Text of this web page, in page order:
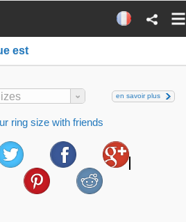
est
en savoir plus
ring size with friends